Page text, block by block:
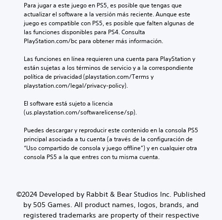
Para jugar a este juego en PS5, es posible que tengas que
actualizar el software a la versión más reciente. Aunque este
juego es compatible con PS5, es posible que falten algunas de
las funciones disponibles para PS4. Consulta
PlayStation.com/bc para obtener más información.
Las funciones en línea requieren una cuenta para PlayStation y
están sujetas a los términos de servicio y a la correspondiente
política de privacidad (playstation.com/Terms y
playstation.com/legal/privacy-policy).
El software está sujeto a licencia
(us.playstation.com/softwarelicense/sp).
Puedes descargar y reproducir este contenido en la consola PS5
principal asociada a tu cuenta (a través de la configuración de
“Uso compartido de consola y juego offline”) y en cualquier otra
consola PS5 a la que entres con tu misma cuenta.
©2024 Developed by Rabbit & Bear Studios Inc. Published
by 505 Games. All product names, logos, brands, and
registered trademarks are property of their respective